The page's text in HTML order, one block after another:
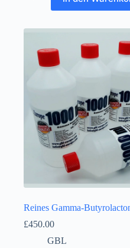
Reines Gamma-
£450.00
GBL